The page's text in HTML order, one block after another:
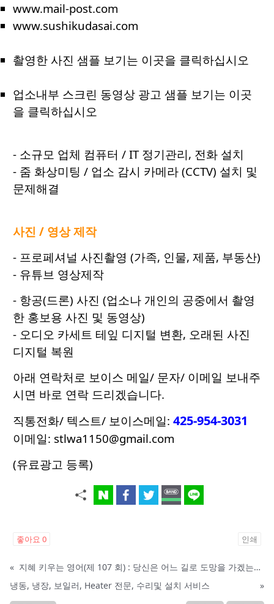
www.mail-post.com
www.sushikudasai.com
촬영한 사진 샘플 보기는 이곳을 클릭하십시오
업소내부 스크린 동영상 광고 샘플 보기는 이곳
을 클릭하십시오
- 소규모 업체 컴퓨터 / IT 정기관리, 전화 설치
- 줌 화상미팅 / 업소 감시 카메라 (CCTV) 설치 및
문제해결
사진 / 영상 제작
- 프로페셔널 사진촬영 (가족, 인물, 제품, 부동산)
- 유튜브 영상제작
- 항공(드론) 사진 (업소나 개인의 공중에서 촬영
한 홍보용 사진 및 동영상)
- 오디오 카세트 테잎 디지털 변환, 오래된 사진
디지털 복원
아래 연락처로 보이스 메일/ 문자/ 이메일 보내주
시면 바로 연락 드리겠습니다.
직통전화/ 텍스트/ 보이스메일: 425-954-3031
이메일: stlwa1150@gmail.com
(유료광고 등록)
좋아요 0 인쇄
«
지혜 키우는 영어(제 107 회) : 당신은 어느 길로 도망을 가겠는가?
냉동, 냉장, 보일러, Heater 전문, 수리및 설치 서비스
»